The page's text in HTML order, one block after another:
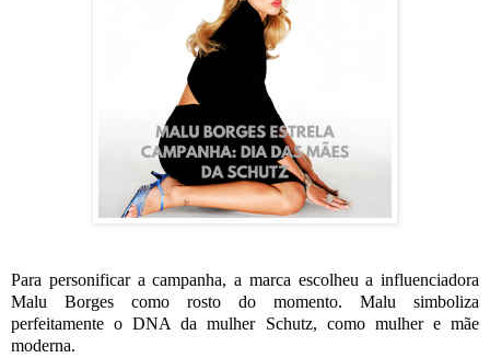
Para personificar a campanha, a marca escolheu a influenciadora
Malu Borges como rosto do momento. Malu simboliza
perfeitamente o DNA da mulher Schutz, como mulher e mãe
moderna.